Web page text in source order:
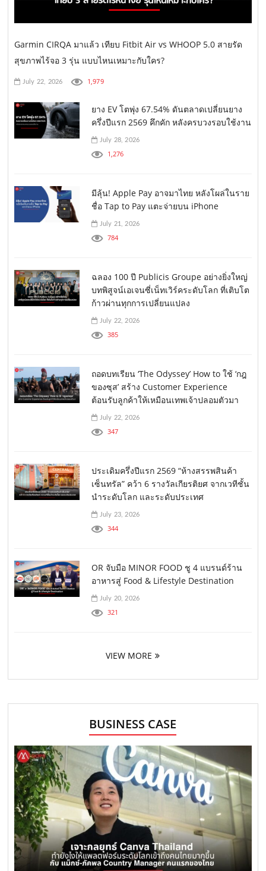
Garmin CIRQA มาแล้ว เทียบ Fitbit Air vs WHOOP 5.0 สายรัด
สุขภาพไร้จอ 3 รุ่น แบบไหนเหมาะกับใคร?
July 22, 2026 1,979
ยาง EV โตพุ่ง 67.54% ดันตลาดเปลี่ยนยาง
ครึ่งปีแรก 2569 คึกคัก หลังครบวงรอบใช้งาน
July 28, 2026
1,276
มีลุ้น! Apple Pay อาจมาไทย หลังโผล่ในราย
ชื่อ Tap to Pay แตะจ่ายบน iPhone
July 21, 2026
784
ฉลอง 100 ปี Publicis Groupe อย่างยิ่งใหญ่
บทพิสูจน์เอเจนซี่เน็ทเวิร์คระดับโลก ที่เติบโต
ก้าวผ่านทุกการเปลี่ยนแปลง
July 22, 2026
385
ถอดบทเรียน ‘The Odyssey’ How to ใช้ ‘กฎ
ของซุส’ สร้าง Customer Experience
ต้อนรับลูกค้าให้เหมือนเทพเจ้าปลอมตัวมา
July 22, 2026
347
ประเดิมครึ่งปีแรก 2569 “ห้างสรรพสินค้า
เซ็นทรัล” คว้า 6 รางวัลเกียรติยศ จากเวทีชั้น
นำระดับโลก และระดับประเทศ
July 23, 2026
344
OR จับมือ MINOR FOOD ชู 4 แบรนด์ร้าน
อาหารสู่ Food & Lifestyle Destination
July 20, 2026
321
VIEW MORE
BUSINESS CASE